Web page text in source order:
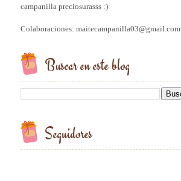
campanilla preciosurasss :)
Colaboraciones: maitecampanilla03@gmail.com
Buscar en este blog
Seguidores